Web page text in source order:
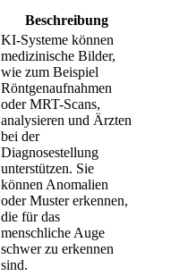
Beschreibung
KI-Systeme können
medizinische Bilder,
wie zum Beispiel
Röntgenaufnahmen
oder MRT-Scans,
analysieren und Ärzten
bei der
Diagnosestellung
unterstützen. Sie
können Anomalien
oder Muster erkennen,
die für das
menschliche Auge
schwer zu erkennen
sind.